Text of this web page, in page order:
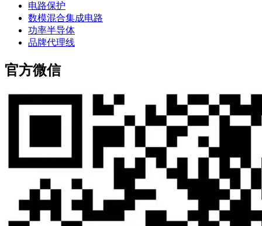
电路保护
数模混合集成电路
功率半导体
品牌代理线
官方微信